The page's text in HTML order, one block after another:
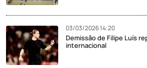
03/03/2026 14:20
Demissão de Filipe Luís
internacional